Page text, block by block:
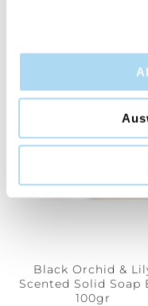
CHF 34.90
Black Orchid &
Scented Solid Soap
100gr